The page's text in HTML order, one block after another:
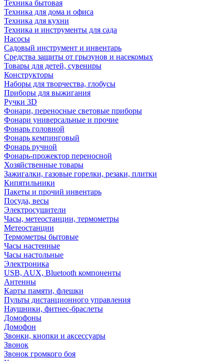
Техника бытовая
Техника для дома и офиса
Техника для кухни
Техника и инструменты для сада
Насосы
Садовый инструмент и инвентарь
Средства защиты от грызунов и насекомых
Товары для детей, сувениры
Конструкторы
Наборы для творчества, глобусы
Приборы для выжигания
Ручки 3D
Фонари, переносные световые приборы
Фонари универсальные и прочие
Фонарь головной
Фонарь кемпинговый
Фонарь ручной
Фонарь-прожектор переносной
Хозяйственные товары
Зажигалки, газовые горелки, резаки, плитки
Кипятильники
Пакеты и прочий инвентарь
Посуда, весы
Электросушители
Часы, метеостанции, термометры
Метеостанции
Термометры бытовые
Часы настенные
Часы настольные
Электроника
USB, AUX, Bluetooth компоненты
Антенны
Карты памяти, флешки
Пульты дистанционного управления
Наушники, фитнес-браслеты
Домофоны
Домофон
Звонки, кнопки и аксессуары
Звонок
Звонок громкого боя